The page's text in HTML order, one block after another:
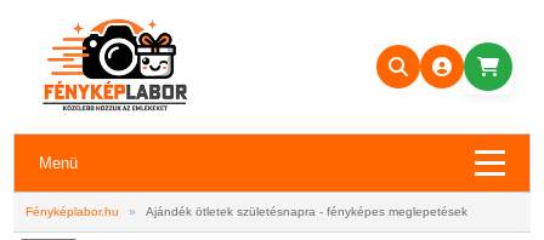
Menü
Fényképlabor.hu » Ajándék ötletek születésnapra - fényképes meglepetések